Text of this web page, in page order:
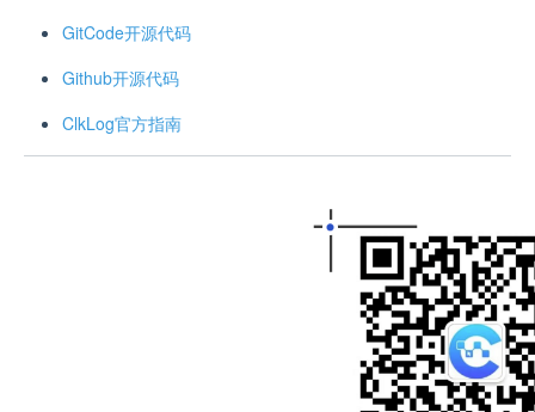
GitCode开源代码
Github开源代码
ClkLog官方指南